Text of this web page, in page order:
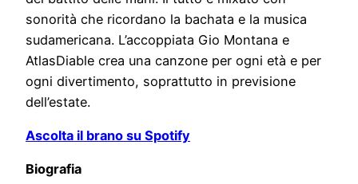
sonorità che ricordano la bachata e la musica
sudamericana. L’accoppiata Gio Montana e
AtlasDiable crea una canzone per ogni età e per
ogni divertimento, soprattutto in previsione
dell’estate.
Ascolta il brano su Spotify
Biografia